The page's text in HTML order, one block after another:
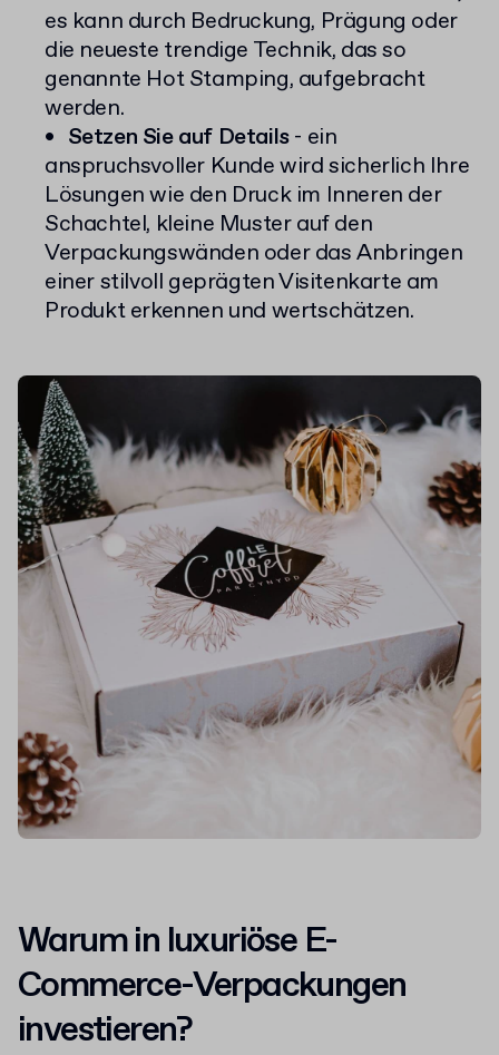
es kann durch Bedruckung, Prägung oder
die neueste trendige Technik, das so
genannte Hot Stamping, aufgebracht
werden.
Setzen Sie auf Details- ein
anspruchsvoller Kunde wird sicherlich Ihre
Lösungen wie den Druck im Inneren der
Schachtel, kleine Muster auf den
Verpackungswänden oder das Anbringen
einer stilvoll geprägten Visitenkarte am
Produkt erkennen und wertschätzen.
Warum in luxuriöse E-
Commerce-Verpackungen
investieren?